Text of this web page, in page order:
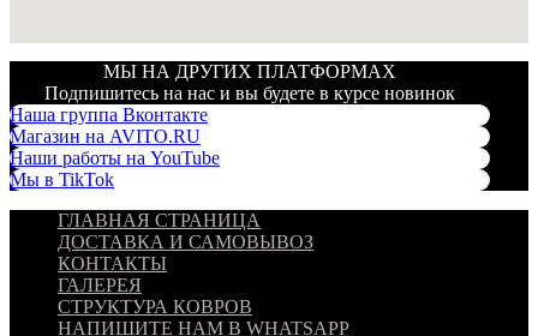
МЫ НА ДРУГИХ ПЛАТФОРМАХ
Подпишитесь на нас и вы будете в курсе новинок
Наша группа Вконтакте
Магазин на AVITO.RU
Наши работы на YouTube
Мы в TikTok
ГЛАВНАЯ СТРАНИЦА
ДОСТАВКА И САМОВЫВОЗ
КОНТАКТЫ
ГАЛЕРЕЯ
СТРУКТУРА КОВРОВ
НАПИШИТЕ НАМ В WHATSAPP